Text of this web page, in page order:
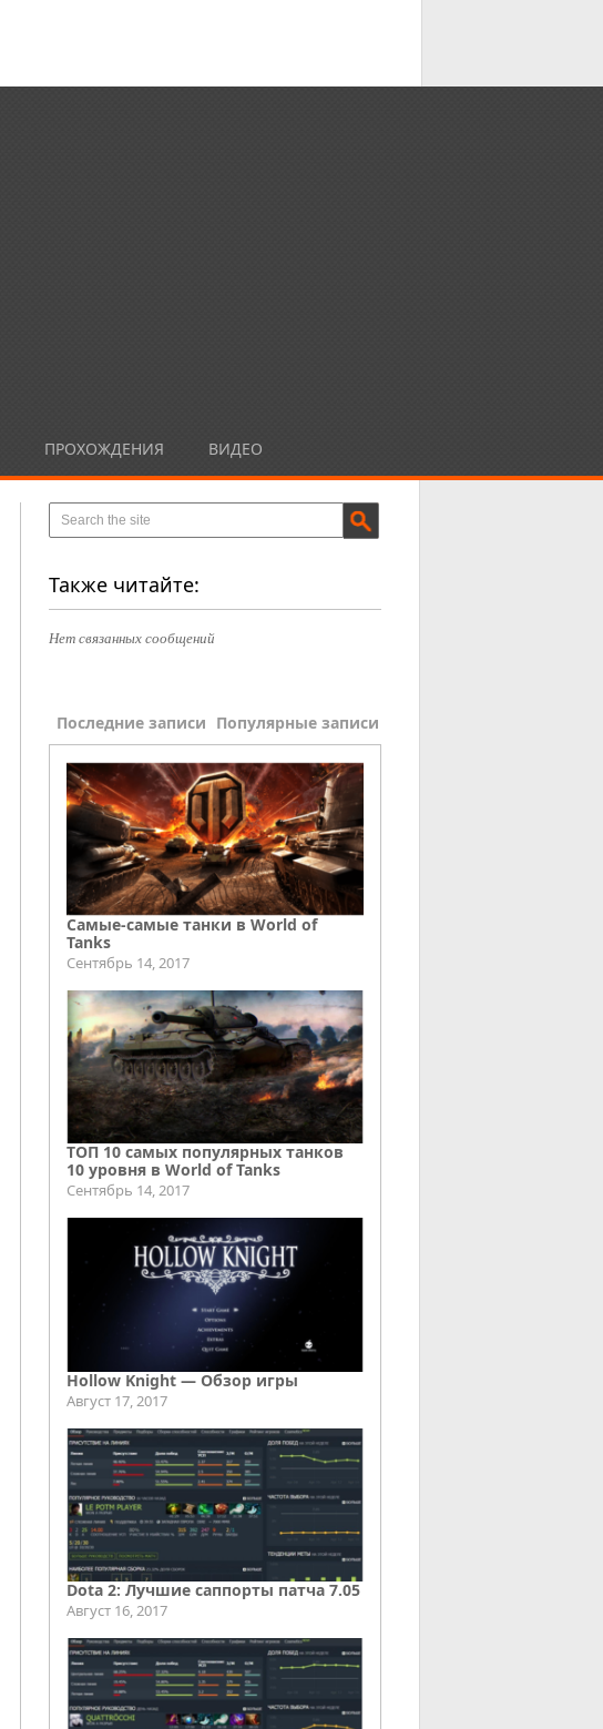
ПРОХОЖДЕНИЯ ВИДЕО
Также читайте:
Нет связанных сообщений
Последние записи Популярные записи
Самые-самые танки в World of
Tanks
Сентябрь 14, 2017
ТОП 10 самых популярных танков
10 уровня в World of Tanks
Сентябрь 14, 2017
Hollow Knight — Обзор игры
Август 17, 2017
Dota 2: Лучшие саппорты патча 7.05
Август 16, 2017